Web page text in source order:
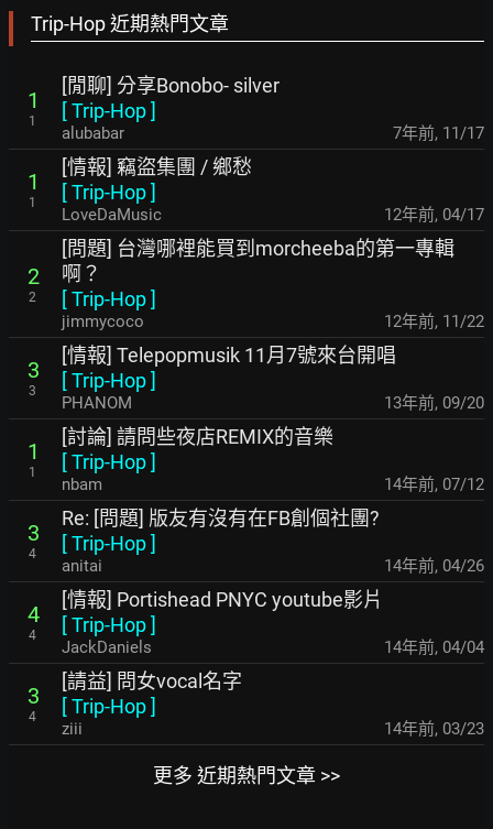
Trip-Hop 近期熱門文章
1
1
[閒聊] 分享Bonobo- silver
[Trip-Hop]
alubabar 7年前, 11/17
1
1
[情報] 竊盜集團 / 鄉愁
[Trip-Hop]
LoveDaMusic 12年前, 04/17
2
2
[問題] 台灣哪裡能買到morcheeba的第一專輯
啊？
[Trip-Hop]
jimmycoco 12年前, 11/22
3
3
[情報] Telepopmusik 11月7號來台開唱
[Trip-Hop]
PHANOM 13年前, 09/20
1
1
[討論] 請問些夜店REMIX的音樂
[Trip-Hop]
nbam 14年前, 07/12
3
4
Re: [問題] 版友有沒有在FB創個社團?
[Trip-Hop]
anitai 14年前, 04/26
4
4
[情報] Portishead PNYC youtube影片
[Trip-Hop]
JackDaniels 14年前, 04/04
3
4
[請益] 問女vocal名字
[Trip-Hop]
ziii 14年前, 03/23
更多 近期熱門文章 >>